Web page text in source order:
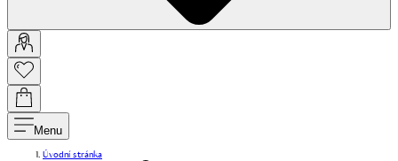
Menu
Úvodní stránka